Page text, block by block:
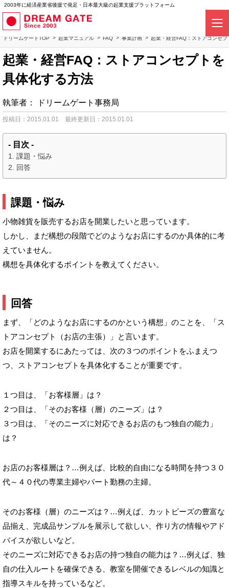
2003年に経済産業省後援で発足・日本最大級の起業支援プラットフォーム
ドリームゲートTOP 起業マニュアル FAQ 事業計画 起業・経営FAQ：ストアコンセ
起業・経営FAQ：ストアコンセプトを
具体化する方法
執筆者： ドリームゲート事務局
投稿日：2015.01.01 最終更新日：2015.01.01
- 目次 -
課題・悩み
回答
課題・悩み
小物雑貨を販売するお店を開業したいと思っています。
しかし、まだ構想の段階でどのようなお店にするのか具体的に考
えていません。
構想を具体化するポイントを教えてください。
回答
まず、「どのようなお店にするのかという構想」のことを、「ス
トアコンセプト（お店の主張）」と言います。
お店を開業するにあたっては、次の３つのポイントをふまえつ
つ、ストアコンセプトを具体化することが重要です。
１つ目は、「お客様層」は？
２つ目は、「そのお客様（層）のニーズ」は？
３つ目は、「そのニーズに対応できるお店のもつ独自の能力」
は？
お店のお客様層は？…例えば、比較的自由になる時間を持つ３０
代～４０代の専業主婦やパート勤務の主婦。
そのお客様（層）のニーズは？…例えば、カットビーズの豊富な
品揃え、完成品サンプルを展示して欲しい、作り方の情報やアド
バイスが欲しいなど。
そのニーズに対応できるお店の持つ独自の能力は？…例えば、独
自の仕入ルートを確保できる、教室を開催できるレベルの知識と
指導スキルを持っているなど。